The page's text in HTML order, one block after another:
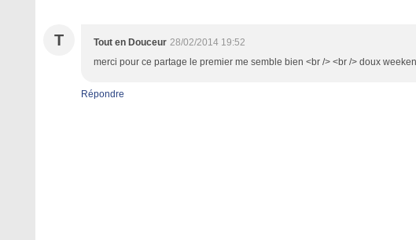
T Tout en Douceur 28/02/2014 19:52
merci pour ce partage le premier me semble bien <br /> <br /> doux
Répondre